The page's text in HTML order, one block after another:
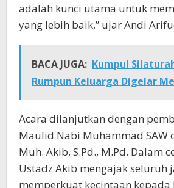
adalah kunci utama untuk
yang lebih baik,” ujar Andi
BACA JUGA: Kumpul
Rumpun Keluarga Digelar
Acara dilanjutkan dengan
Maulid Nabi Muhammad SAW
Muh. Akib, S.Pd., M.Pd. Dalam
Ustadz Akib mengajak seluruh
memperkuat kecintaan kepada